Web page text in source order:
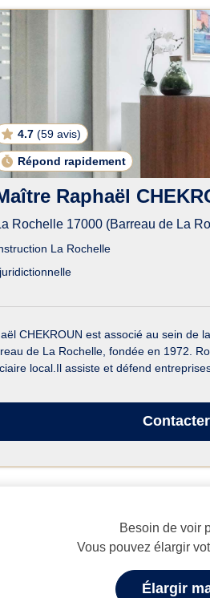
de la
4.7 (59 avis)
Répond rapidement
Raphaël
Rochelle 17000 (Barreau de La
La Rochelle
CHEKROUN est associé au sein de
de La Rochelle, fondée en 1972.
local.Il assiste et défend
Contacter
Besoin de voir
Vous pouvez élargir
Élargir